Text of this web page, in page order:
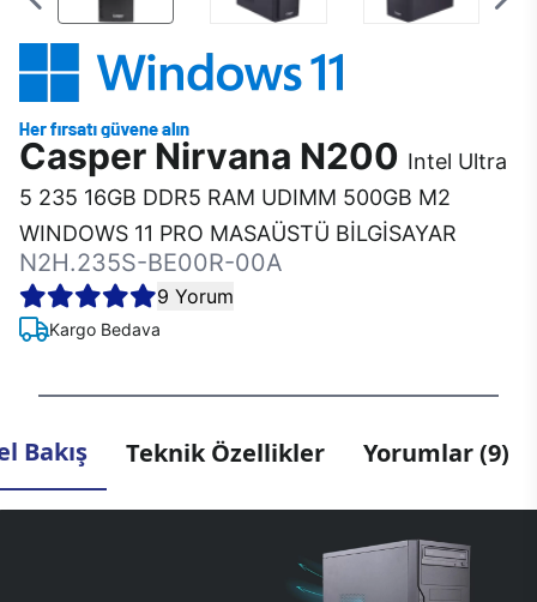
Casper Nirvana N200 Intel Ultra
5 235 16GB DDR5 RAM UDIMM 500GB M2
WINDOWS 11 PRO MASAÜSTÜ BİLGİSAYAR
N2H.235S-BE00R-00A
9 Yorum
Kargo Bedava
Bakış Teknik Özellikler Yorumlar (9)